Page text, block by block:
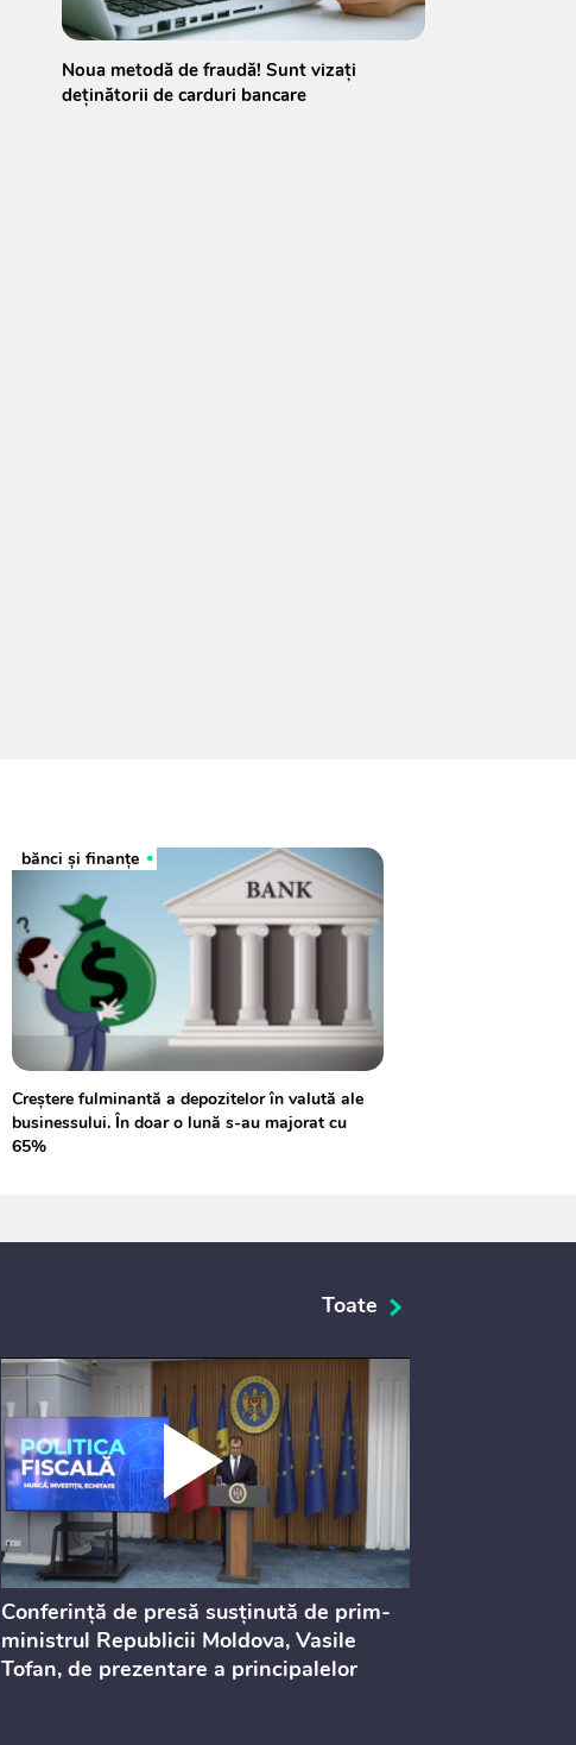
Noua metodă de fraudă! Sunt vizați
deținătorii de carduri bancare
bănci şi finanţe
Creștere fulminantă a depozitelor în valută ale
businessului. În doar o lună s-au majorat cu
65%
Toate
Conferință de presă susținută de prim-
ministrul Republicii Moldova, Vasile
Tofan, de prezentare a principalelor